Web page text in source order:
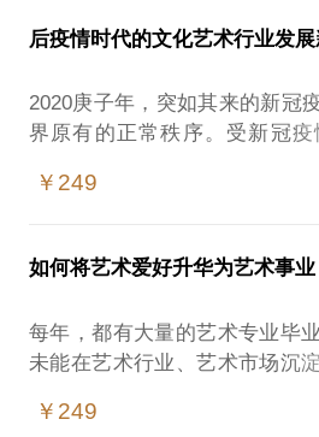
后疫情时代的文化艺术行业发
2020庚子年，突如其来的新冠
界原有的正常秩序。受新冠
原定于3月举办的香港巴塞尔
计上海”博览会延期到11月；纽
年庆也戛然而止，并开始进行
虽然国内的博物馆、美术馆从3
馆，文化艺术行业也陆续复工
成的冲击和改变，才刚刚开始发
￥249
如何将艺术爱好升华为艺术事业
每年，都有大量的艺术专业毕
未能在艺术行业、艺术市场沉
艺青年”，渴望有机会能进入艺
￥249